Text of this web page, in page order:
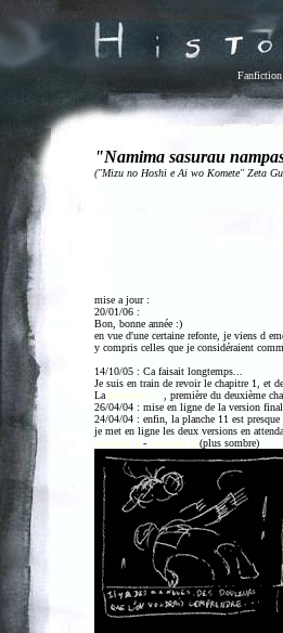
Fanfiction
"Namima sasurau
("Mizu no Hoshi e Ai wo Komete" Zeta
mise a jour :
20/01/06 :
Bon, bonne année :)
en vue d'une certaine refonte, je viens d
y compris celles que je considéraient
14/10/05 : Ca faisait longtemps...
Je suis en train de revoir le chapitre 1, et
La planche 17 , première du deuxième
26/04/04 : mise en ligne de la version
24/04/04 : enfin, la planche 11 est presque
je met en ligne les deux versions en
version a - version b (plus sombre)